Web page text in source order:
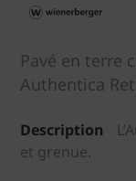
Pavé en terre
Authentica
Description
et grenue.